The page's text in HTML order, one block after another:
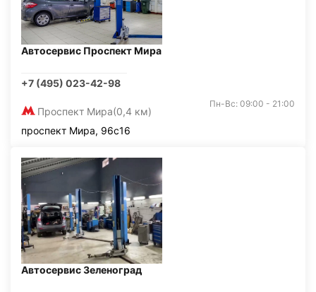
Автосервис Проспект Мира
+7 (495) 023-42-98
Проспект Мира(0,4 км)
Пн-Вс: 09:00 - 21:00
проспект Мира, 96с16
Автосервис Зеленоград